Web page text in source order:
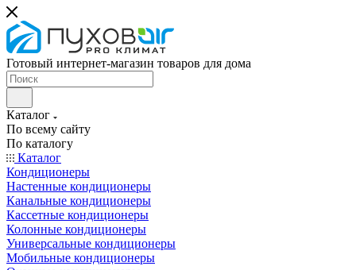
Готовый интернет-магазин товаров для дома
Каталог
По всему сайту
По каталогу
Каталог
Кондиционеры
Настенные кондиционеры
Канальные кондиционеры
Кассетные кондиционеры
Колонные кондиционеры
Универсальные кондиционеры
Мобильные кондиционеры